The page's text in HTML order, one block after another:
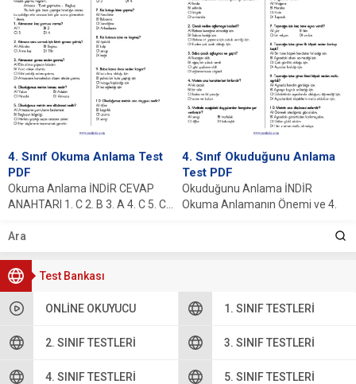
Test Bankası
ONLINE OKUYUCU 1. SINIF TESTLERI
2. SINIF TESTLERI 3. SINIF TESTLERI
4. SINIF TESTLERI 5. SINIF TESTLERI
4. Sınıf Okuma Anlama Test
PDF
Okuma Anlama İNDİR CEVAP
ANAHTARI 1. C 2. B 3. A 4. C 5. C...
4. Sınıf Okuduğunu Anlama
Test PDF
Okuduğunu Anlama İNDİR
Okuma Anlamanın Önemi ve 4.